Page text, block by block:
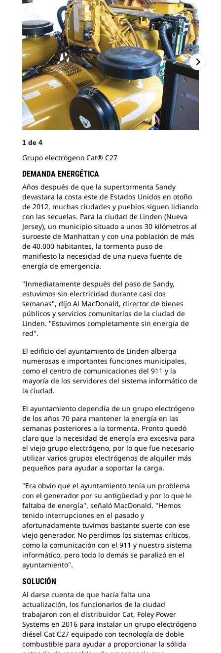
1 de 4
Grupo electrógeno Cat® C27
DEMANDA ENERGÉTICA
Años después de que la supertormenta Sandy
devastara la costa este de Estados Unidos en otoño
de 2012, muchas ciudades y pueblos siguen lidiando
con las secuelas. Para la ciudad de Linden (Nueva
Jersey), un municipio situado a unos 30 kilómetros al
suroeste de Manhattan y con una población de más
de 40.000 habitantes, la tormenta puso de
manifiesto la necesidad de una nueva fuente de
energía de emergencia.
"Inmediatamente después del paso de Sandy,
estuvimos sin electricidad durante casi dos
semanas", dijo Al MacDonald, director de bienes
públicos y servicios comunitarios de la ciudad de
Linden. "Estuvimos completamente sin energía de
red".
El edificio del ayuntamiento de Linden alberga
numerosas e importantes funciones municipales,
como el centro de comunicaciones del 911 y la
mayoría de los servidores del sistema informático de
la ciudad.
El ayuntamiento dependía de un grupo electrógeno
de los años 70 para mantener la energía en las
semanas posteriores a la tormenta. Pronto quedó
claro que la necesidad de energía era excesiva para
el viejo grupo electrógeno, por lo que fue necesario
utilizar varios grupos electrógenos de alquiler más
pequeños para ayudar a soportar la carga.
"Era obvio que el ayuntamiento tenía un problema
con el generador por su antigüedad y por lo que le
faltaba de energía", señaló MacDonald. "Hemos
tenido interrupciones en el pasado y
afortunadamente tuvimos bastante suerte con ese
viejo generador. No perdimos los sistemas críticos,
como la comunicación con el 911 y nuestro sistema
informático, pero todo lo demás se paralizó en el
ayuntamiento".
SOLUCIÓN
Al darse cuenta de que hacía falta una
actualización, los funcionarios de la ciudad
trabajaron con el distribuidor Cat, Foley Power
Systems en 2016 para instalar un grupo electrógeno
diésel Cat C27 equipado con tecnología de doble
combustible para ayudar a proporcionar la sólida